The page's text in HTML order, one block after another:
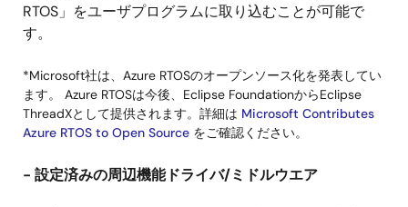
RTOS」をユーザプログラムに取り込むことが可能で
す。
*Microsoft社は、Azure RTOSのオープンソース化を発表してい
ます。 Azure RTOSは今後、Eclipse FoundationからEclipse
ThreadXとして提供されます。詳細は Microsoft Contributes
Azure RTOS to Open Source をご確認ください。
- 設定済みの周辺機能ドライバ/ミドルウエア